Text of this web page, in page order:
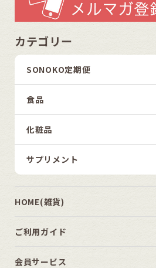
カテゴリー
SONOKO定期便
食品
化粧品
サプリメント
HOME(雑貨)
ご利用ガイド
会員サービス